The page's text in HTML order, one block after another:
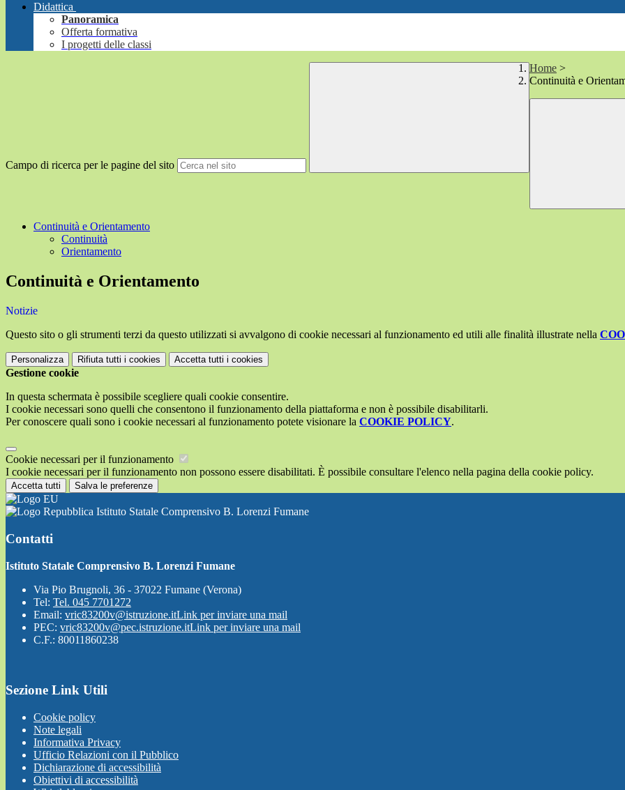
Didattica
Panoramica
Offerta formativa
I progetti delle classi
Campo di ricerca per le pagine del sito
Home >
Continuità e
Continuità e Orientamento
Continuità
Orientamento
Continuità e Orientamento
Notizie
Questo sito o gli strumenti terzi da questo utilizzati si avvalgono di cookie necessari al funzionamento ed utili alle finalità illustrate nella
Personalizza Rifiuta tutti i cookies Accetta tutti i cookies
Gestione cookie
In questa schermata è possibile scegliere quali cookie consentire.
I cookie necessari sono quelli che consentono il funzionamento della piattaforma e non è possibile disabilitarli.
Per conoscere quali sono i cookie necessari al funzionamento potete visionare la COOKIE POLICY.
Cookie necessari per il funzionamento
I cookie necessari per il funzionamento non possono essere disabilitati. È possibile consultare l'elenco nella pagina della cookie policy.
Accetta tutti Salva le preferenze
Istituto Statale Comprensivo B. Lorenzi Fumane
Contatti
Istituto Statale Comprensivo B. Lorenzi Fumane
Via Pio Brugnoli, 36 - 37022 Fumane (Verona)
Tel: Tel. 045 7701272
Email: vric83200v@istruzione.itLink per inviare una mail
PEC: vric83200v@pec.istruzione.itLink per inviare una mail
C.F.: 80011860238
Sezione Link Utili
Cookie policy
Note legali
Informativa Privacy
Ufficio Relazioni con il Pubblico
Dichiarazione di accessibilità
Obiettivi di accessibilità